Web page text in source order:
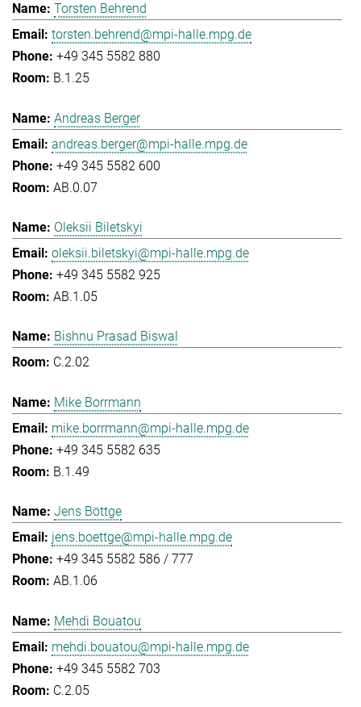
Torsten Behrend
torsten.behrend@mpi-halle.mpg.de
+49 345 5582 880
B.1.25
Andreas Berger
andreas.berger@mpi-halle.mpg.de
+49 345 5582 600
AB.0.07
Oleksii Biletskyi
oleksii.biletskyi@mpi-halle.mpg.de
+49 345 5582 925
AB.1.05
Bishnu Prasad Biswal
C.2.02
Mike Borrmann
mike.borrmann@mpi-halle.mpg.de
+49 345 5582 635
B.1.49
Jens Böttge
jens.boettge@mpi-halle.mpg.de
+49 345 5582 586 / 777
AB.1.06
Mehdi Bouatou
mehdi.bouatou@mpi-halle.mpg.de
+49 345 5582 703
C.2.05